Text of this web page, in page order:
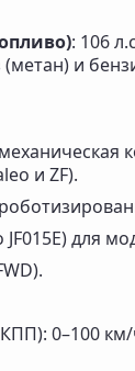
: 106
и
и ZF).
для
0–100